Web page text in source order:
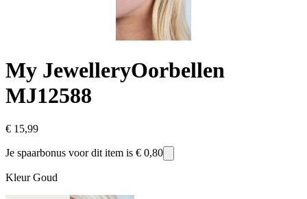
My JewelleryOorbellen
MJ12588
€ 15,99
Je spaarbonus voor dit item is € 0,80
KleurGoud